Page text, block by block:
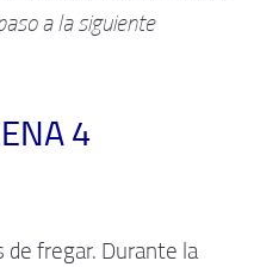
a la siguiente
4
fregar. Durante la